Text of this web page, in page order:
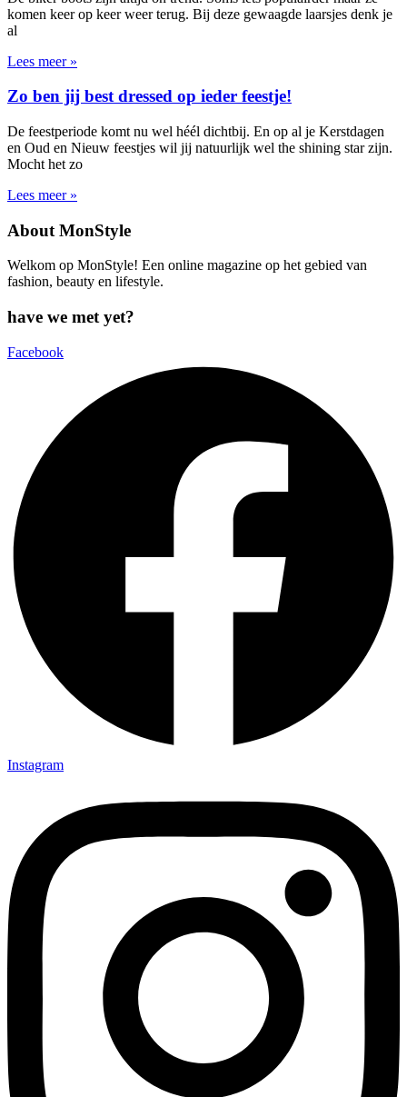
komen keer op keer weer terug. Bij deze gewaagde laarsjes denk je
al
Lees meer »
Zo ben jij best dressed op ieder feestje!
De feestperiode komt nu wel héél dichtbij. En op al je Kerstdagen
en Oud en Nieuw feestjes wil jij natuurlijk wel the shining star zijn.
Mocht het zo
Lees meer »
About MonStyle
Welkom op MonStyle! Een online magazine op het gebied van
fashion, beauty en lifestyle.
have we met yet?
Facebook
Instagram